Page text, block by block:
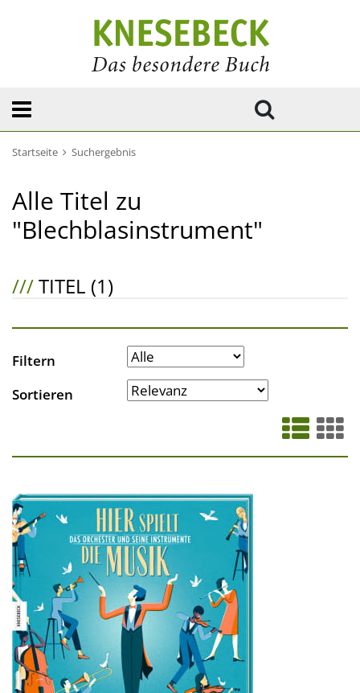
Startseite Suchergebnis
Alle Titel zu
"Blechblasinstrument"
///TITEL (1)
Filtern
Sortieren